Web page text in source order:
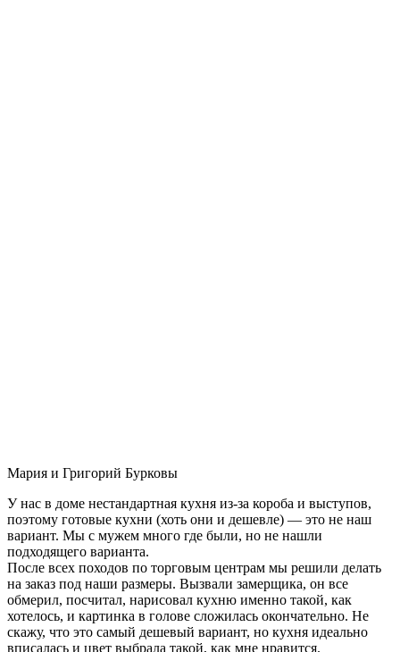
Мария и Григорий Бурковы
У нас в доме нестандартная кухня из-за короба и выступов,
поэтому готовые кухни (хоть они и дешевле) — это не наш
вариант. Мы с мужем много где были, но не нашли
подходящего варианта.
После всех походов по торговым центрам мы решили делать
на заказ под наши размеры. Вызвали замерщика, он все
обмерил, посчитал, нарисовал кухню именно такой, как
хотелось, и картинка в голове сложилась окончательно. Не
скажу, что это самый дешевый вариант, но кухня идеально
вписалась и цвет выбрала такой, как мне нравится.